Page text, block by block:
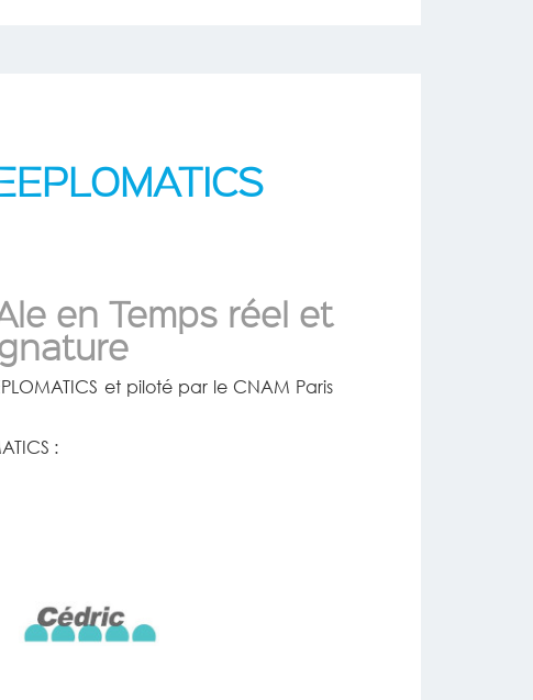
en Temps réel et
et piloté par le CNAM Paris
: